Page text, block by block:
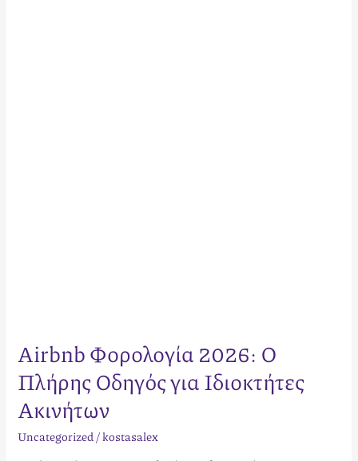
Airbnb Φορολογία 2026: Ο
Πλήρης Οδηγός για Ιδιοκτήτες
Ακινήτων
Uncategorized/kostasalex